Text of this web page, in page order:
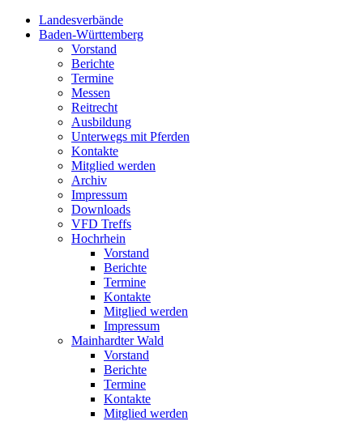
Landesverbände
Baden-Württemberg
Vorstand
Berichte
Termine
Messen
Reitrecht
Ausbildung
Unterwegs mit Pferden
Kontakte
Mitglied werden
Archiv
Impressum
Downloads
VFD Treffs
Hochrhein
Vorstand
Berichte
Termine
Kontakte
Mitglied werden
Impressum
Mainhardter Wald
Vorstand
Berichte
Termine
Kontakte
Mitglied werden